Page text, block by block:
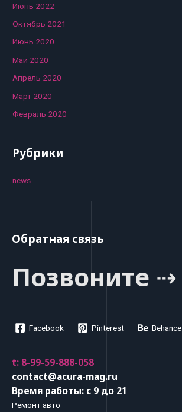
Июнь 2022
Октябрь 2021
Июнь 2020
Май 2020
Апрель 2020
Март 2020
Февраль 2020
Рубрики
news
Обратная связь
Позвоните ⇢
Facebook Pinterest Behance
t: 8-99-59-888-058
contact@acura-mag.ru
Время работы: с 9 до 21
Ремонт авто